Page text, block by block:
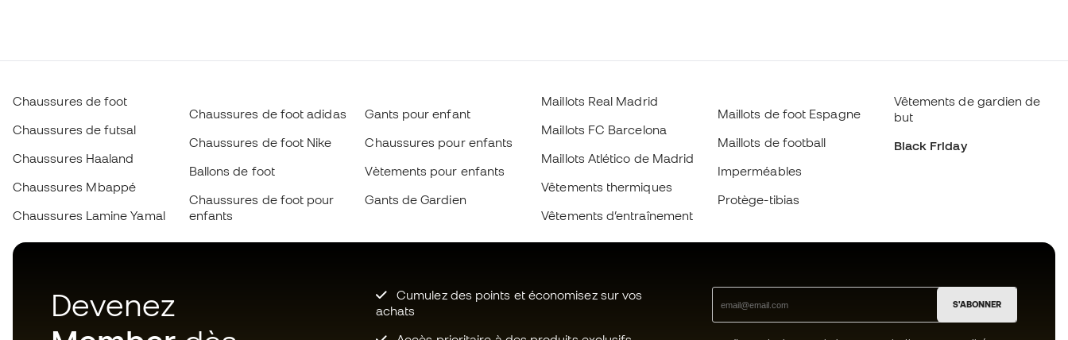
Chaussures de foot
Chaussures de futsal
Chaussures Haaland
Chaussures Mbappé
Chaussures Lamine Yamal
Chaussures de foot adidas
Chaussures de foot Nike
Ballons de foot
Chaussures de foot pour
enfants
Gants pour enfant
Chaussures pour enfants
Vètements pour enfants
Gants de Gardien
Maillots Real Madrid
Maillots FC Barcelona
Maillots Atlético de Madrid
Vêtements thermiques
Vêtements d’entraînement
Maillots de foot Espagne
Maillots de football
Imperméables
Protège-tibias
Vêtements de gardien de
but
Black Friday
Devenez
Cumulez des points et économisez sur vos
achats
S'ABONNER